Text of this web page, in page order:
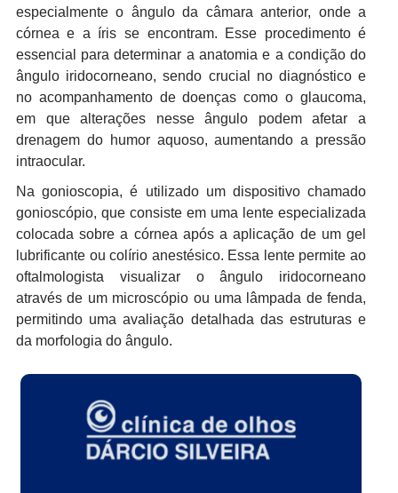
especialmente o ângulo da câmara anterior, onde a
córnea e a íris se encontram. Esse procedimento é
essencial para determinar a anatomia e a condição do
ângulo iridocorneano, sendo crucial no diagnóstico e
no acompanhamento de doenças como o glaucoma,
em que alterações nesse ângulo podem afetar a
drenagem do humor aquoso, aumentando a pressão
intraocular.
Na gonioscopia, é utilizado um dispositivo chamado
gonioscópio, que consiste em uma lente especializada
colocada sobre a córnea após a aplicação de um gel
lubrificante ou colírio anestésico. Essa lente permite ao
oftalmologista visualizar o ângulo iridocorneano
através de um microscópio ou uma lâmpada de fenda,
permitindo uma avaliação detalhada das estruturas e
da morfologia do ângulo.